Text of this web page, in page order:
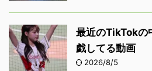
最近のTikTokの
戯してる動画
2026/8/5